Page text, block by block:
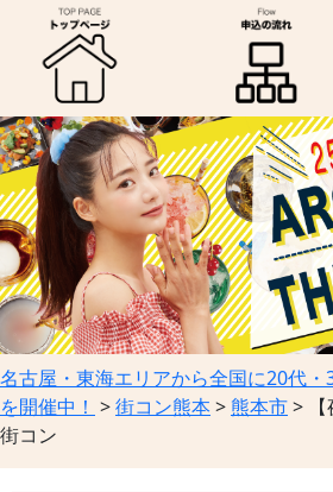
名古屋・東海エリアから全国に20代
を開催中！ >街コン熊本>熊本市>
街コン